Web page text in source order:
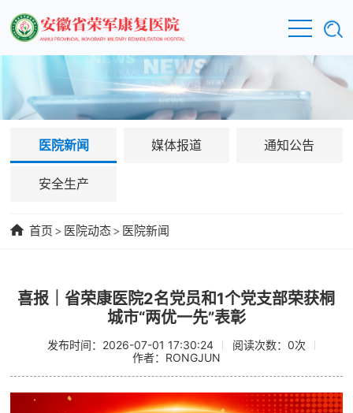
医院新闻 媒体报道 通知公告
安全生产
首页 > 医院动态> 医院新闻
喜报｜省荣康医院2名党员和1个党支部荣获桐
城市“两优一先”表彰
发布时间：2026-07-01 17:30:24 阅读次数： 0次
作者：RONGJUN